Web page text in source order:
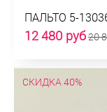
ПАЛЬТО 5-
12 480 руб20
СКИДКА 40%